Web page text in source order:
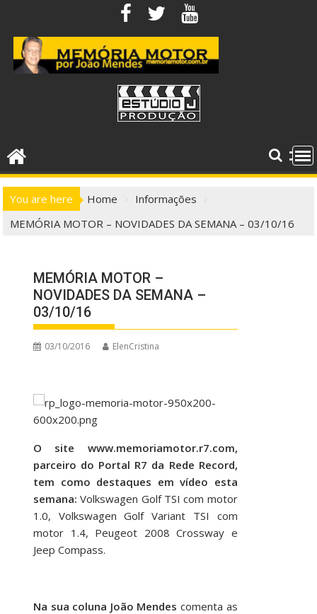
content
You are here Home
Informações
MEMÓRIA MOTOR – NOVIDADES DA SEMANA – 03/10/16
MEMÓRIA MOTOR –
NOVIDADES DA SEMANA –
03/10/16
03/10/2016 ElenCristina
O site www.memoriamotor.r7.com,
parceiro do Portal R7 da Rede Record,
tem como destaques em vídeo esta
semana: Volkswagen Golf TSI com motor
1.0, Volkswagen Golf Variant TSI com
motor 1.4, Peugeot 2008 Crossway e
Jeep Compass.
Na sua coluna João Mendes comenta as